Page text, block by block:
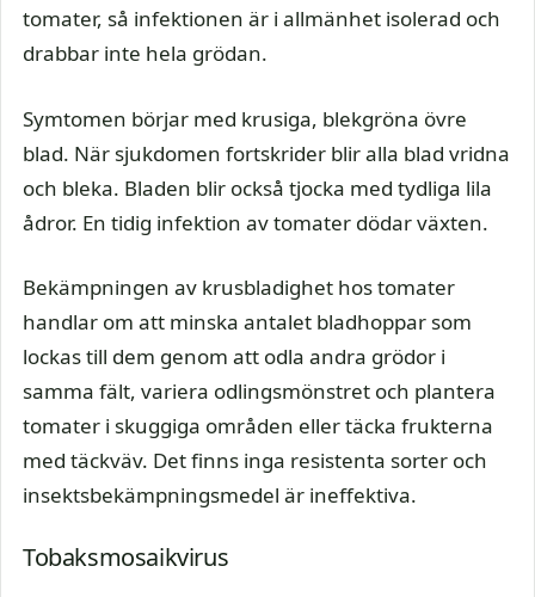
tomater, så infektionen är i allmänhet isolerad och
drabbar inte hela grödan.
Symtomen börjar med krusiga, blekgröna övre
blad. När sjukdomen fortskrider blir alla blad vridna
och bleka. Bladen blir också tjocka med tydliga lila
ådror. En tidig infektion av tomater dödar växten.
Bekämpningen av krusbladighet hos tomater
handlar om att minska antalet bladhoppar som
lockas till dem genom att odla andra grödor i
samma fält, variera odlingsmönstret och plantera
tomater i skuggiga områden eller täcka frukterna
med täckväv. Det finns inga resistenta sorter och
insektsbekämpningsmedel är ineffektiva.
Tobaksmosaikvirus